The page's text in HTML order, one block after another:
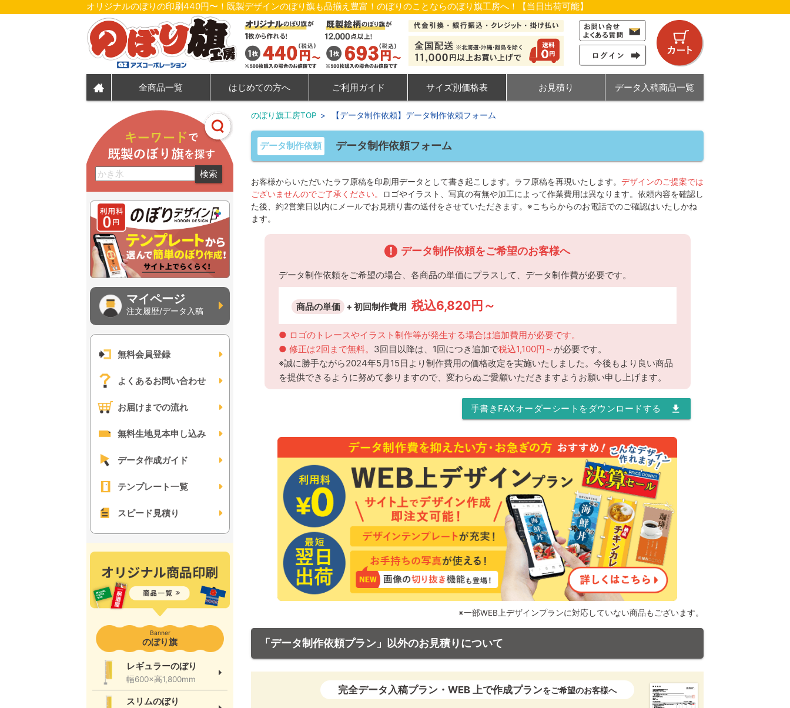
オリジナルのぼりの印刷440円〜！既製デザインのぼり旗も品揃え豊富！のぼりのことならのぼり旗工房へ！【当日出荷可能】
全商品一覧 はじめての方へ ご利用ガイド サイズ別価格表 お見積り データ入稿商品一覧
検索
マイページ
注文履歴/データ入稿
無料会員登録
よくあるお問い合わせ
お届けまでの流れ
無料生地見本申し込み
データ作成ガイド
テンプレート一覧
スピード見積り
Banner
のぼり旗
レギュラーのぼり
幅600×高1,800mm
スリムのぼり
のぼり旗工房TOP > 【データ制作依頼】データ制作依頼フォーム
データ制作依頼 データ制作依頼フォーム
お客様からいただいたラフ原稿を印刷用データとして書き起こします。ラフ原稿を再現いたします。 デザインのご提案では
ございませんのでご了承ください。
ロゴやイラスト、写真の有無や加工によって作業費用は異なります。依頼内容を確認し
た後、約2営業日以内にメールでお見積り書の送付をさせていただきます。※こちらからのお電話でのご確認はいたしかね
ます。
！ データ制作依頼をご希望のお客様へ
データ制作依頼をご希望の場合、各商品の単価にプラスして、データ制作費が必要です。
商品の単価 + 初回制作費用 税込6,820円～
● ロゴのトレースやイラスト制作等が発生する場合は追加費用が必要です。
● 修正は2回まで無料。 3回目以降は、1回につき追加で税込1,100円～ が必要です。
※誠に勝手ながら2024年5月15日より制作費用の価格改定を実施いたしました。今後もより良い商品
を提供できるように努めて参りますので、変わらぬご愛顧いただきますようお願い申し上げます。
file_download
手書きFAXオーダーシートをダウンロードする
※一部WEB上デザインプランに対応していない商品もございます。
「データ制作依頼プラン」以外のお見積りについて
完全データ入稿プラン・WEB 上で作成プランをご希望のお客様へ